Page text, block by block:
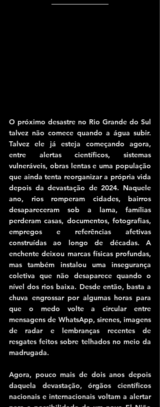
O próximo desastre no Rio Grande do Sul
talvez não comece quando a água subir.
Talvez ele já esteja começando agora,
entre alertas científicos, sistemas
vulneráveis, obras lentas e uma população
que ainda tenta reorganizar a própria vida
depois da devastação de 2024. Naquele
ano, rios romperam cidades, bairros
desapareceram sob a lama, famílias
perderam casas, documentos, fotografias,
empregos e referências afetivas
construídas ao longo de décadas. A
enchente deixou marcas físicas profundas,
mas também instalou uma insegurança
coletiva que não desaparece quando o
nível dos rios baixa. Desde então, basta a
chuva engrossar por algumas horas para
que o medo volte a circular entre
mensagens de WhatsApp, sirenes, imagens
de radar e lembranças recentes de
resgates feitos sobre telhados no meio da
madrugada.
Agora, pouco mais de dois anos depois
daquela devastação, órgãos científicos
nacionais e internacionais voltam a alertar